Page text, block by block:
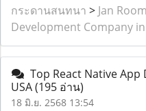
กระดานสนทนา > Jan Room
Development Company in
Top React Native
USA(195 อ่าน)
18 มิ.ย. 2568 13:54